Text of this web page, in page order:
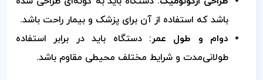
باشد که استفاده از آن برای پزشک و بیمار راحت باشد.
دوام و طول عمر: دستگاه باید در برابر استفاده
طولانی‌مدت و شرایط مختلف محیطی مقاوم باشد.